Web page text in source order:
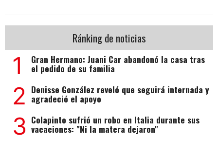
Ránking de noticias
1 Gran Hermano: Juani Car abandonó la casa tras
el pedido de su familia
2 Denisse González reveló que seguirá internada y
agradeció el apoyo
3 Colapinto sufrió un robo en Italia durante sus
vacaciones: "Ni la matera dejaron"